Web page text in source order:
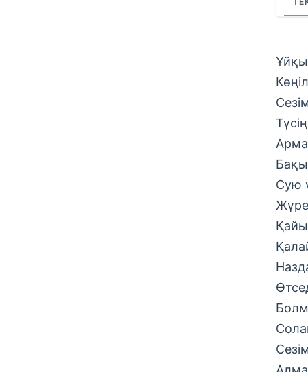
Сую